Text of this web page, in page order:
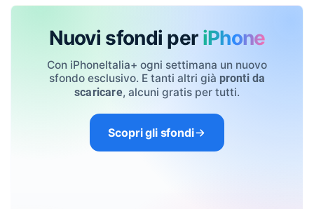
Nuovi sfondi per iPhone
Con iPhoneItalia+ ogni settimana un nuovo
sfondo esclusivo. E tanti altri già pronti da
scaricare, alcuni gratis per tutti.
Scopri gli sfondi